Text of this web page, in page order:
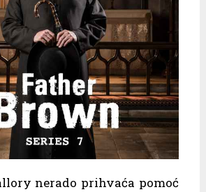
nerado prihvaća pomoć